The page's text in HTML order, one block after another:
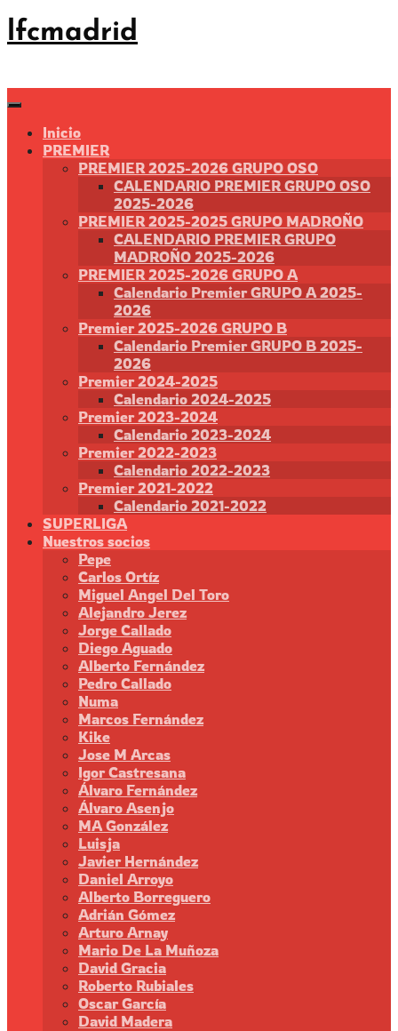
Saltar
al
lfcmadrid
Inicio
PREMIER
PREMIER 2025-2026 GRUPO OSO
CALENDARIO PREMIER GRUPO OSO
2025-2026
PREMIER 2025-2025 GRUPO MADROÑO
CALENDARIO PREMIER GRUPO
MADROÑO 2025-2026
PREMIER 2025-2026 GRUPO A
Calendario Premier GRUPO A 2025-
2026
Premier 2025-2026 GRUPO B
Calendario Premier GRUPO B 2025-
2026
Premier 2024-2025
Calendario 2024-2025
Premier 2023-2024
Calendario 2023-2024
Premier 2022-2023
Calendario 2022-2023
Premier 2021-2022
Calendario 2021-2022
SUPERLIGA
Nuestros socios
Pepe
Carlos Ortíz
Miguel Angel Del Toro
Alejandro Jerez
Jorge Callado
Diego Aguado
Alberto Fernández
Pedro Callado
Numa
Marcos Fernández
Kike
Jose M Arcas
Igor Castresana
Álvaro Fernández
Álvaro Asenjo
MA González
Luisja
Javier Hernández
Daniel Arroyo
Alberto Borreguero
Adrián Gómez
Arturo Arnay
Mario De La Muñoza
David Gracia
Roberto Rubiales
Oscar García
David Madera